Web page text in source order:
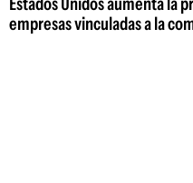
empresas vinculadas a la